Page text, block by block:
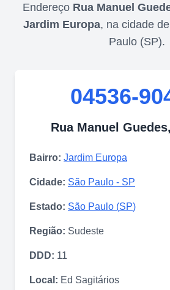
Endereço Rua Manuel
Jardim Europa, na cidade de
Paulo (SP).
04536-
Rua Manuel
Bairro: Jardim Europa
Cidade: São Paulo - SP
Estado: São Paulo (SP)
Região: Sudeste
DDD: 11
Local: Ed Sagitários